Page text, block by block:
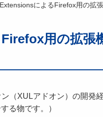
によるFirefox用の拡
用の拡張
（XULアドオン）の開発
る物です。）